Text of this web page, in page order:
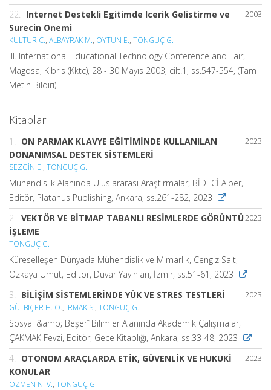
2003
22.
Internet Destekli Egitimde Icerik Gelistirme ve
Surecin Onemi
KULTUR C., ALBAYRAK M., OYTUN E., TONGUÇ G.
III. International Educational Technology Conference and Fair,
Magosa, Kıbrıs (Kktc), 28 - 30 Mayıs 2003, cilt.1, ss.547-554, (Tam
Metin Bildiri)
Kitaplar
2023
1.
ON PARMAK KLAVYE EĞİTİMİNDE KULLANILAN
DONANIMSAL DESTEK SİSTEMLERİ
SEZGİN E., TONGUÇ G.
Mühendislik Alanında Uluslararası Araştırmalar, BİDECİ Alper,
Editör, Platanus Publishing, Ankara, ss.261-282, 2023
2023
2.
VEKTÖR VE BİTMAP TABANLI RESİMLERDE GÖRÜNTÜ
İŞLEME
TONGUÇ G.
Küreselleşen Dünyada Mühendislik ve Mimarlık, Cengiz Sait,
Özkaya Umut, Editör, Duvar Yayınları, İzmir, ss.51-61, 2023
2023
3. BİLİŞİM SİSTEMLERİNDE YÜK VE STRES TESTLERİ
GÜLBİÇER H. O., IRMAK S., TONGUÇ G.
Sosyal &amp; Beşerî Bilimler Alanında Akademik Çalışmalar,
ÇAKMAK Fevzi, Editör, Gece Kitaplığı, Ankara, ss.33-48, 2023
2023
4.
OTONOM ARAÇLARDA ETİK, GÜVENLİK VE HUKUKİ
KONULAR
ÖZMEN N. V., TONGUÇ G.